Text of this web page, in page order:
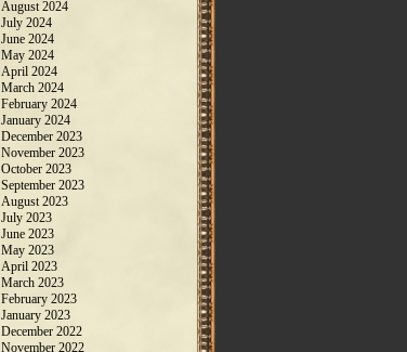
August 2024
July 2024
June 2024
May 2024
April 2024
March 2024
February 2024
January 2024
December 2023
November 2023
October 2023
September 2023
August 2023
July 2023
June 2023
May 2023
April 2023
March 2023
February 2023
January 2023
December 2022
November 2022